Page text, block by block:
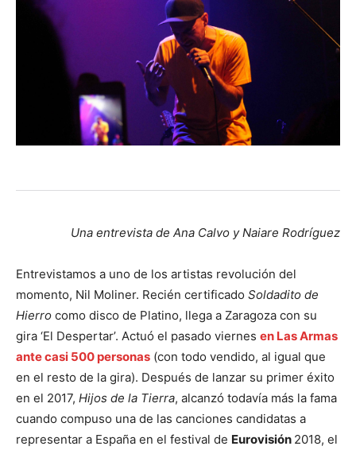
Una entrevista de Ana Calvo y Naiare Rodríguez
Entrevistamos a uno de los artistas revolución del
momento, Nil Moliner. Recién certificado Soldadito de
Hierro como disco de Platino, llega a Zaragoza con su
gira ‘El Despertar’. Actuó el pasado viernes en Las Armas
ante casi 500 personas (con todo vendido, al igual que
en el resto de la gira). Después de lanzar su primer éxito
en el 2017, Hijos de la Tierra, alcanzó todavía más la fama
cuando compuso una de las canciones candidatas a
representar a España en el festival de Eurovisión 2018, el